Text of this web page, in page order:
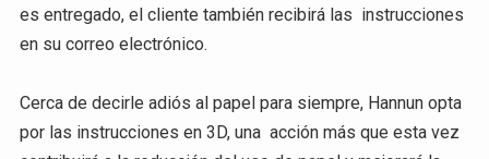
es entregado, el cliente también recibirá las instrucciones
en su correo electrónico.
Cerca de decirle adiós al papel para siempre, Hannun opta
por las instrucciones en 3D, una acción más que esta vez